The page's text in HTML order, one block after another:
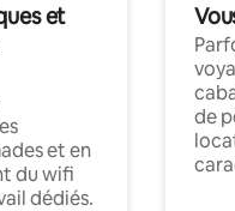
et
et en
du wifi
dédiés.
de